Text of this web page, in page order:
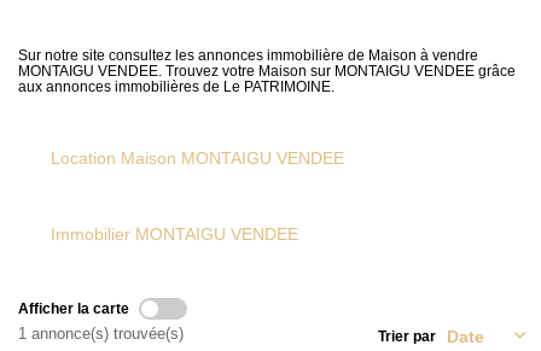
ESTIMATION
Sur notre site consultez les annonces immobilière de Maison à vendre
MONTAIGU VENDEE. Trouvez votre Maison sur MONTAIGU VENDEE grâce
aux annonces immobilières de Le PATRIMOINE.
Location Maison MONTAIGU VENDEE
Immobilier MONTAIGU VENDEE
Afficher la carte
1 annonce(s) trouvée(s) Trier par